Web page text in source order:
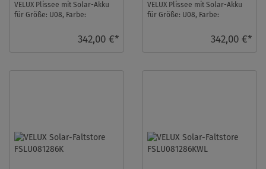
VELUX Plissee mit Solar-Akku
für Größe: U08, Farbe:
transparent, io-home ...342,00 €*
VELUX Plissee mit Solar-Akku
für Größe: U08, Farbe:
342,00 €*